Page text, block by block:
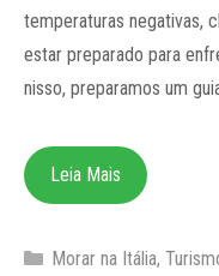
temperaturas negativas,
estar preparado para
nisso, preparamos um
Leia Mais
Categorias
Morar na Itália,